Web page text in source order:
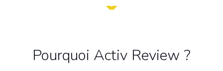
Pourquoi Activ Review ?